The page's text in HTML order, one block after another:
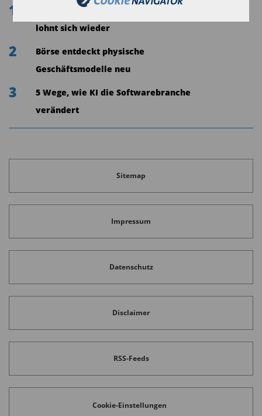
1
KI-Preis-Schock: Natürliche Intelligenz
lohnt sich wieder
2
Börse entdeckt physische
Geschäftsmodelle neu
3
5 Wege, wie KI die Softwarebranche
verändert
Sitemap
Impressum
Datenschutz
Disclaimer
RSS-Feeds
Cookie-Einstellungen